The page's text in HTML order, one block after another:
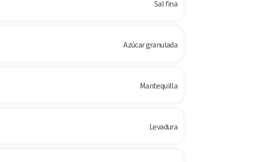
Sal fina
Azúcar granulada
Mantequilla
Levadura